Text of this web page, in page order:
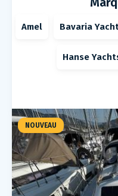
Amel Bavaria
Hanse
NOUVEAU